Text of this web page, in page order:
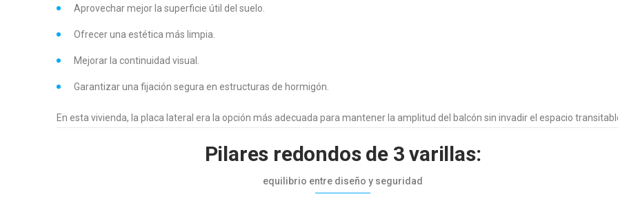
Aprovechar mejor la superficie útil del suelo.
Ofrecer una estética más limpia.
Mejorar la continuidad visual.
Garantizar una fijación segura en estructuras de hormigón.
En esta vivienda, la placa lateral era la opción más adecuada para mantener la amplitud del balcón sin invadir el espacio
Pilares redondos de 3 varillas:
equilibrio entre diseño y seguridad